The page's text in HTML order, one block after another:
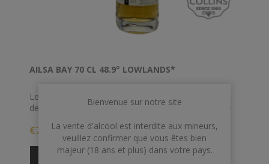
AILSA BAY 70 CL 48.9° LOWLANDS*
Le whisky d'Ailsa Bay a fait l'objet d'une refonte
depuis sa première sortie - à la fois dans la bouteille
single malt fumé fabriqué sur le même site que Girvan
est désormais plus fumé qu'avant, ainsi que plus
sucré que sa précédente itération. C'est une
€75,00
Bienvenue sur notre site
La vente d'alcool est interdite aux mineurs,
veuillez confirmer que vous êtes bien
majeur (18 ans et plus) dans votre pays.